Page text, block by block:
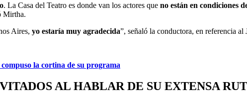
. La Casa del Teatro es donde van los actores que no están en condiciones
Mirtha.
Aires, yo estaría muy agradecida”, señaló la conductora, en referencia
la cortina de su programa
AL HABLAR DE SU EXTENSA